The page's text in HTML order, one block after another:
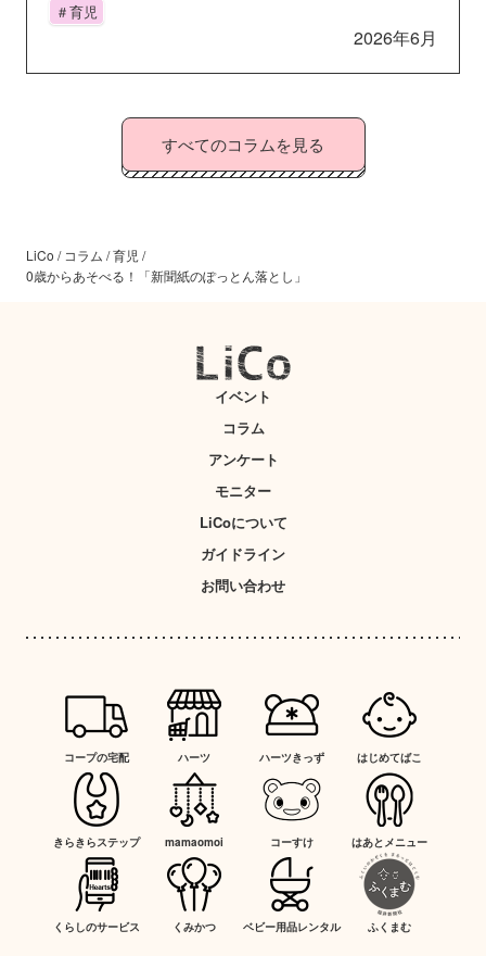
＃育児
2026年6月
すべてのコラムを見る
LiCo / コラム /育児 /
0歳からあそべる！「新聞紙のぽっとん落とし」
イベント
コラム
アンケート
モニター
LiCoについて
ガイドライン
お問い合わせ
コープの宅配 ハーツ ハーツきっず はじめてばこ
きらきらステップ mamaomoi コーすけ はあとメニュー
くらしのサービス くみかつ ベビー用品レンタル ふくまむ